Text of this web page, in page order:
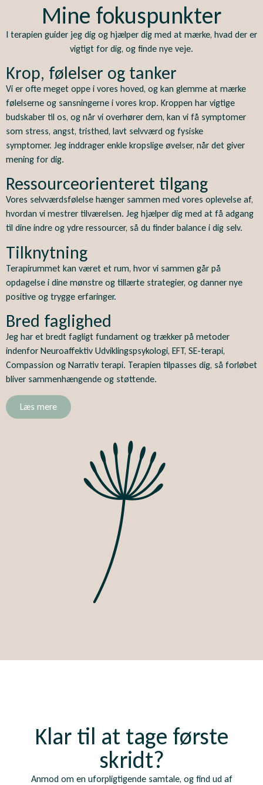
Mine fokuspunkter
I terapien guider jeg dig og hjælper dig med at mærke, hvad der er
vigtigt for dig, og finde nye veje.
Krop, følelser og tanker
Vi er ofte meget oppe i vores hoved, og kan glemme at mærke
følelserne og sansningerne i vores krop. Kroppen har vigtige
budskaber til os, og når vi overhører dem, kan vi få symptomer
som stress, angst, tristhed, lavt selvværd og fysiske
symptomer. Jeg inddrager enkle kropslige øvelser, når det giver
mening for dig.
Ressourceorienteret tilgang
Vores selvværdsfølelse hænger sammen med vores oplevelse af,
hvordan vi mestrer tilværelsen. Jeg hjælper dig med at få adgang
til dine indre og ydre ressourcer, så du finder balance i dig selv.
Tilknytning
Terapirummet kan været et rum, hvor vi sammen går på
opdagelse i dine mønstre og tillærte strategier, og danner nye
positive og trygge erfaringer.
Bred faglighed
Jeg har et bredt fagligt fundament og trækker på metoder
indenfor Neuroaffektiv Udviklingspsykologi, EFT, SE-terapi,
Compassion og Narrativ terapi. Terapien tilpasses dig, så forløbet
bliver sammenhængende og støttende.
Læs mere
Klar til at tage første
skridt?
Anmod om en uforpligtigende samtale, og find ud af